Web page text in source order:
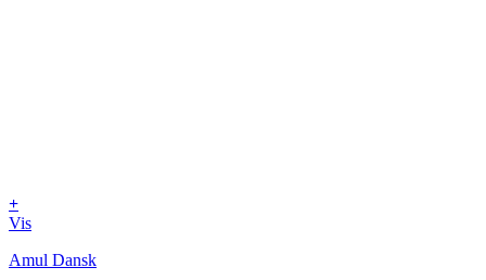
+
Vis
Amul Dansk